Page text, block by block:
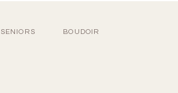
SENIORS BOUDOIR